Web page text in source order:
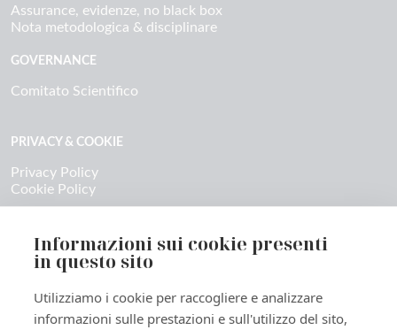
Informazioni sui cookie presenti
in questo sito
Utilizziamo i cookie per raccogliere e analizzare
informazioni sulle prestazioni e sull'utilizzo del sito,
Assurance, evidenze, no black box
Nota metodologica & disciplinare
GOVERNANCE
Comitato Scientifico
PRIVACY & COOKIE
Privacy Policy
Cookie Policy
Contatti & richieste stampa
Ecosistema / Marketplace PackInPro